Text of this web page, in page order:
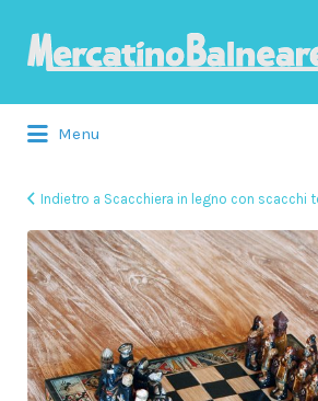
Menu
Indietro a Scacchiera in legno con scacchi